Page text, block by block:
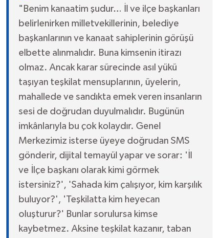
"Benim kanaatim şudur… İl ve ilçe başkanları
belirlenirken milletvekillerinin, belediye
başkanlarının ve kanaat sahiplerinin görüşü
elbette alınmalıdır. Buna kimsenin itirazı
olmaz. Ancak karar sürecinde asıl yükü
taşıyan teşkilat mensuplarının, üyelerin,
mahallede ve sandıkta emek veren insanların
sesi de doğrudan duyulmalıdır. Bugünün
imkânlarıyla bu çok kolaydır. Genel
Merkezimiz isterse üyeye doğrudan SMS
gönderir, dijital temayül yapar ve sorar: 'İl
ve İlçe başkanı olarak kimi görmek
istersiniz?', 'Sahada kim çalışıyor, kim karşılık
buluyor?', 'Teşkilatta kim heyecan
oluşturur?' Bunlar sorulursa kimse
kaybetmez. Aksine teşkilat kazanır, taban